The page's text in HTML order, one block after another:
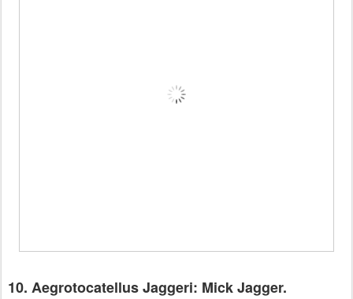
10. Aegrotocatellus Jaggeri: Mick Jagger.